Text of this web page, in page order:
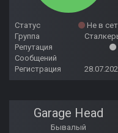
Статус
Не в
Группа
Репутация
Сообщений
Регистрация
Garage Head
Бывалый